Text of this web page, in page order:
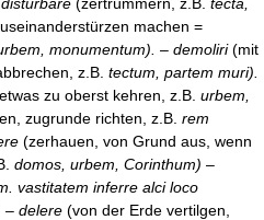
machen =
monumentum). – demoliri(mit
z.B. tectum, partem muri).
zu oberst kehren, z.B. urbem,
zugrunde richten, z.B. rem
(zerhauen, von Grund aus, wenn
domos, urbem, Corinthum) –
vastitatem inferre alci loco
– delere (von der Erde vertilgen,